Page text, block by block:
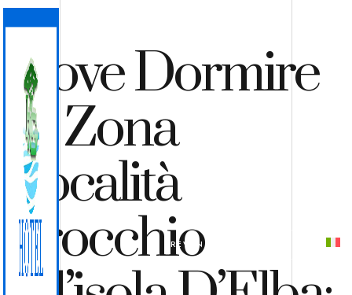
PREVENTIVO
Dove Dormire
In Zona
Località
Procchio